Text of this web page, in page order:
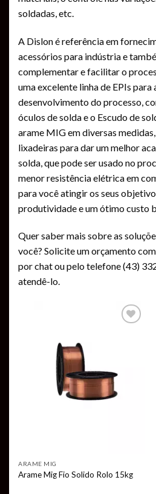
soldadas, etc.
A Dislon é referência em
acessórios para indústria e
complementar e facilitar o
uma excelente linha de EPIs para
desenvolvimento do processo,
óculos de solda e o Escudo de
arame MIG em diversas
lixadeiras para dar um melhor
solda, que pode ser usado no
menor resistência elétrica em
para você atingir os seus
produtividade e um ótimo custo
Quer saber mais sobre as
você? Solicite um orçamento
por chat ou pelo telefone (43)
atendê-lo.
ARAME MIG
Arame Mig Fio Solido Rolo 15kg